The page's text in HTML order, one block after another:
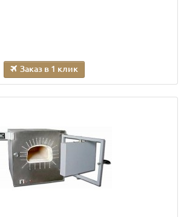
Заказ в 1 клик